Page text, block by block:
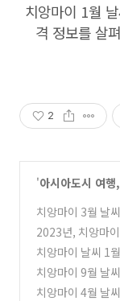
치앙마이 1월
격 정보를 살
2
'아시아도시 여행
치앙마이 3월 날씨 기후, 비 강수량,
장, esim, 호텔
2023년, 치앙마
기 기간,
치앙마이 날씨 1
기, 공항, 그랩,
치앙마이 9월 날
여행 정보
(0)
치앙마이 4월 날